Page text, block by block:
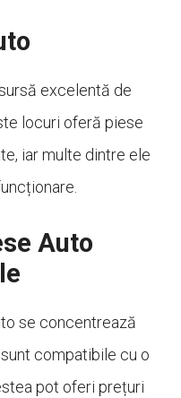
excelentă de
locuri oferă piese
iar multe dintre ele
Auto
se concentrează
compatibile cu o
pot oferi prețuri